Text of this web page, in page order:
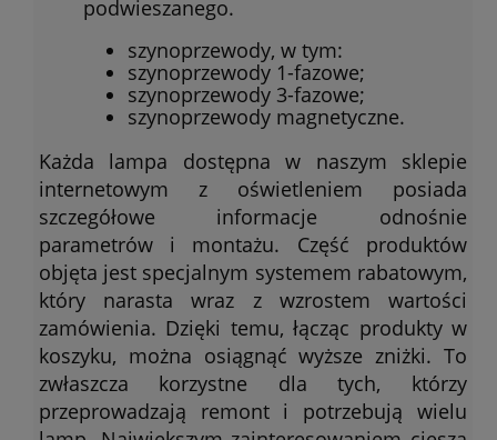
podwieszanego.
szynoprzewody, w tym:
szynoprzewody 1-fazowe;
szynoprzewody 3-fazowe;
szynoprzewody magnetyczne.
Każda lampa dostępna w naszym sklepie
internetowym z oświetleniem posiada
szczegółowe informacje odnośnie
parametrów i montażu. Część produktów
objęta jest specjalnym systemem rabatowym,
który narasta wraz z wzrostem wartości
zamówienia. Dzięki temu, łącząc produkty w
koszyku, można osiągnąć wyższe zniżki. To
zwłaszcza korzystne dla tych, którzy
przeprowadzają remont i potrzebują wielu